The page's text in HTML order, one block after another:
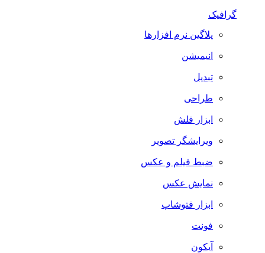
گرافیک
پلاگین نرم افزارها
انیمیشن
تبدیل
طراحی
ابزار فلش
ویرایشگر تصویر
ضبط فيلم و عكس
نمایش عکس
ابزار فتوشاپ
فونت
آیکون